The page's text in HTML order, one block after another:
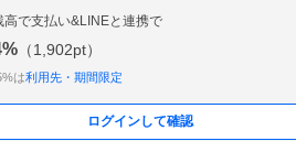
で支払い&LINEと連携で
% （1,902pt）
は利用先・期間限定
ログインして確認